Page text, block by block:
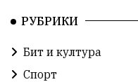
РУБРИКИ
Бит и култура
Спорт